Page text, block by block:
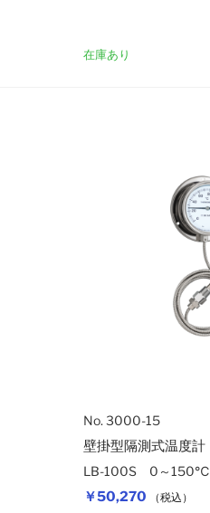
在庫あり
￥50,270 （税込）
No. 3000-15
壁掛型隔測式温度計
LB-100S 0～150℃